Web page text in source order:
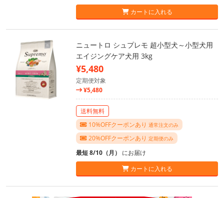
カートに入れる
ニュートロ シュプレモ 超小型犬～小型犬用
エイジングケア犬用 3kg
¥5,480
定期便対象
¥5,480
送料無料
10%OFFクーポンあり 通常注文のみ
20%OFFクーポンあり 定期便のみ
最短 8/10（月） にお届け
カートに入れる